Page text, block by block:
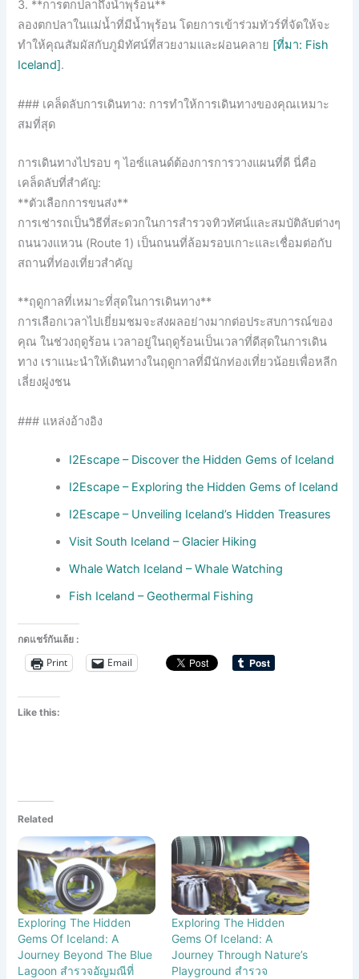
3. **การตกปลาถึงน้ำพุร้อน**
ลองตกปลาในแม่น้ำที่มีน้ำพุร้อน โดยการเข้าร่วมทัวร์ที่จัดให้จะ
ทำให้คุณสัมผัสกับภูมิทัศน์ที่สวยงามและผ่อนคลาย [ที่มา: Fish
Iceland].
### เคล็ดลับการเดินทาง: การทำให้การเดินทางของคุณเหมาะ
สมที่สุด
การเดินทางไปรอบ ๆ ไอซ์แลนด์ต้องการการวางแผนที่ดี นี่คือ
เคล็ดลับที่สำคัญ:
**ตัวเลือกการขนส่ง**
การเช่ารถเป็นวิธีที่สะดวกในการสำรวจทิวทัศน์และสมบัติลับต่างๆ
ถนนวงแหวน (Route 1) เป็นถนนที่ล้อมรอบเกาะและเชื่อมต่อกับ
สถานที่ท่องเที่ยวสำคัญ
**ฤดูกาลที่เหมาะที่สุดในการเดินทาง**
การเลือกเวลาไปเยี่ยมชมจะส่งผลอย่างมากต่อประสบการณ์ของ
คุณ ในช่วงฤดูร้อน เวลาอยู่ในฤดูร้อนเป็นเวลาที่ดีสุดในการเดิน
ทาง เราแนะนำให้เดินทางในฤดูกาลที่มีนักท่องเที่ยวน้อยเพื่อหลีก
เลี่ยงฝูงชน
### แหล่งอ้างอิง
I2Escape – Discover the Hidden Gems of Iceland
I2Escape – Exploring the Hidden Gems of Iceland
I2Escape – Unveiling Iceland’s Hidden Treasures
Visit South Iceland – Glacier Hiking
Whale Watch Iceland – Whale Watching
Fish Iceland – Geothermal Fishing
กดแชร์กันเล้ย :
Print Email
Like this:
Related
Exploring The Hidden
Gems Of Iceland: A
Journey Beyond The Blue
Lagoon สำรวจอัญมณีที่
Exploring The Hidden
Gems Of Iceland: A
Journey Through Nature’s
Playground สำรวจ